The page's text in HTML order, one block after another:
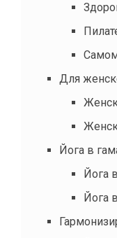
Для
Йога в
Йога
Йога